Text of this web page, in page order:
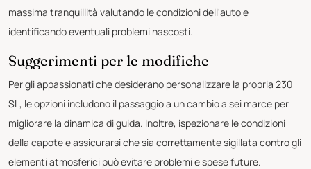
massima tranquillità valutando le condizioni dell'auto e
identificando eventuali problemi nascosti.
Suggerimenti per le modifiche
Per gli appassionati che desiderano personalizzare la propria 230
SL, le opzioni includono il passaggio a un cambio a sei marce per
migliorare la dinamica di guida. Inoltre, ispezionare le condizioni
della capote e assicurarsi che sia correttamente sigillata contro gli
elementi atmosferici può evitare problemi e spese future.